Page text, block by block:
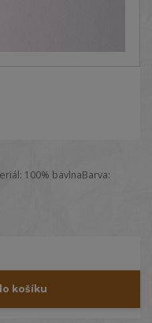
100% bavlnaBarva:
košíku